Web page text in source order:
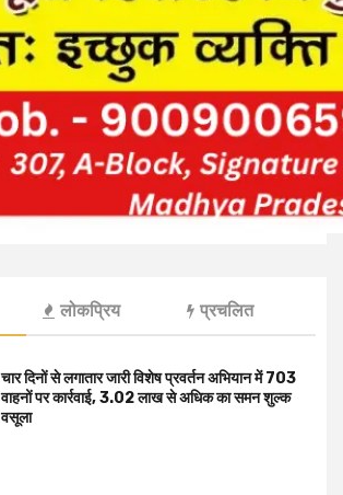
लोकप्रिय प्रचलित
चार दिनों से लगातार जारी विशेष प्रवर्तन अभियान में 703
वाहनों पर कार्रवाई, ₹3.02 लाख से अधिक का समन शुल्क
वसूला